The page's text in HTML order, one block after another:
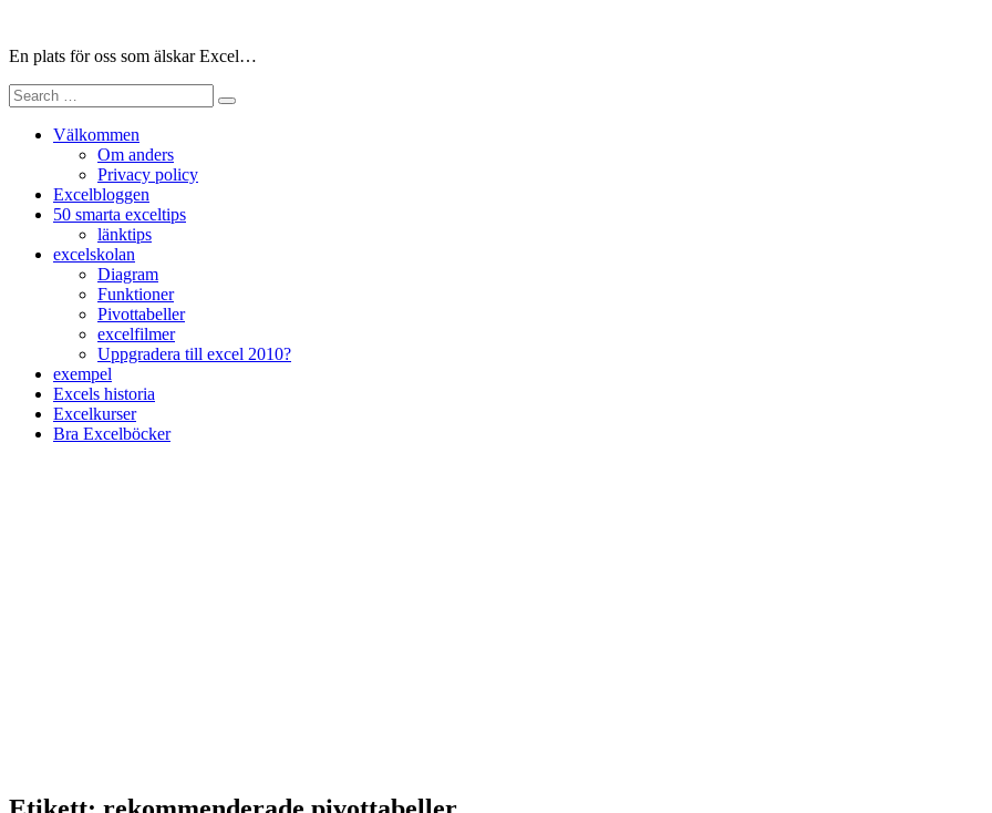
content
En plats för oss som älskar Excel…
Search
for:
Välkommen
Om anders
Privacy policy
Excelbloggen
50 smarta exceltips
länktips
excelskolan
Diagram
Funktioner
Pivottabeller
excelfilmer
Uppgradera till excel 2010?
exempel
Excels historia
Excelkurser
Bra Excelböcker